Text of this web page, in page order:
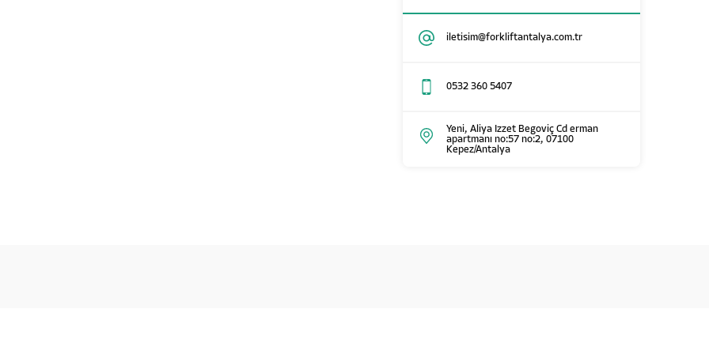
iletisim@forkliftantalya.com.tr
0532 360 5407
Yeni, Aliya Izzet Begoviç Cd erman
apartmanı no:57 no:2, 07100
Kepez/Antalya